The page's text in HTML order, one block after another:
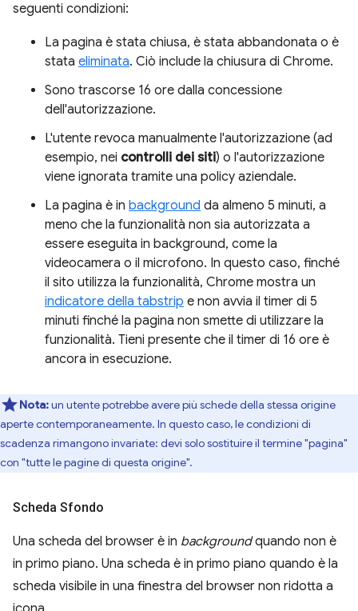
seguenti condizioni:
La pagina è stata chiusa, è stata abbandonata o è
stata eliminata. Ciò include la chiusura di Chrome.
Sono trascorse 16 ore dalla concessione
dell'autorizzazione.
L'utente revoca manualmente l'autorizzazione (ad
esempio, nei controlli dei siti) o l'autorizzazione
viene ignorata tramite una policy aziendale.
La pagina è in background da almeno 5 minuti, a
meno che la funzionalità non sia autorizzata a
essere eseguita in background, come la
videocamera o il microfono. In questo caso, finché
il sito utilizza la funzionalità, Chrome mostra un
indicatore della tabstrip e non avvia il timer di 5
minuti finché la pagina non smette di utilizzare la
funzionalità. Tieni presente che il timer di 16 ore è
ancora in esecuzione.
Nota:un utente potrebbe avere più schede della stessa origine
aperte contemporaneamente. In questo caso, le condizioni di
scadenza rimangono invariate: devi solo sostituire il termine "pagina"
con "tutte le pagine di questa origine".
Scheda Sfondo
Una scheda del browser è in backgroundquando non è
in primo piano. Una scheda è in primo piano quando è la
scheda visibile in una finestra del browser non ridotta a